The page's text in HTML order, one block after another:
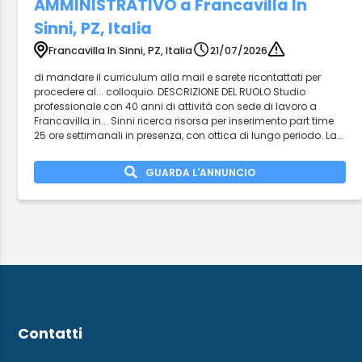
AMMINISTRATIVO a Francavilla In
Sinni, PZ, Italia
Francavilla In Sinni, PZ, Italia
21/07/2026
di mandare il curriculum alla mail e sarete ricontattati per
procedere al... colloquio. DESCRIZIONE DEL RUOLO Studio
professionale con 40 anni di attività con sede di lavoro a
Francavilla in... Sinni ricerca risorsa per inserimento part time
25 ore settimanali in presenza, con ottica di lungo periodo. La...
GUARDA L'ANNUNCIO
Contatti